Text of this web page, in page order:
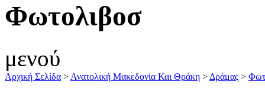
Φωτολιβοσ
μενού
Αρχική Σελίδα > Ανατολική Μακεδονία Και Θράκη > Δράμας >